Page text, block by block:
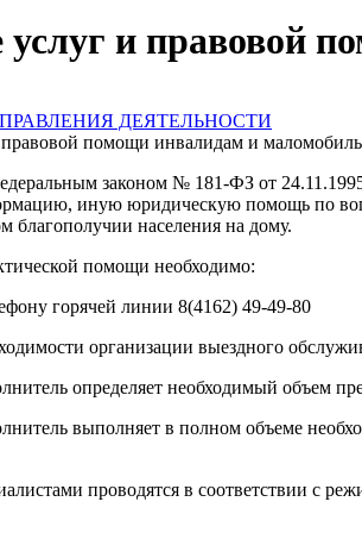
услуг и правовой
ДЕЯТЕЛЬНОСТИ
правовой помощи инвалидам и
законом № 181-ФЗ от
иную юридическую помощь по
благополучии населения на дому.
помощи необходимо:
горячей линии 8(4162) 49-49-80
организации выездного
определяет необходимый объем
выполняет в полном объеме
проводятся в соответствии с